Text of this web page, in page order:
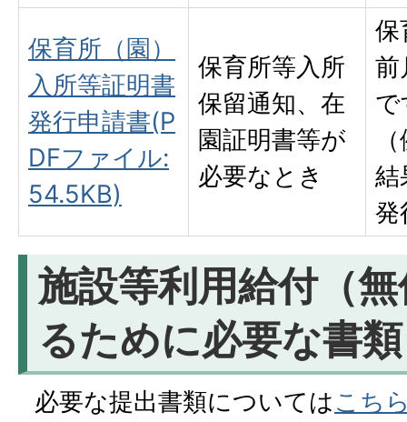
保育所（園）
入所等証明書
発行申請書(P
DFファイル:
54.5KB)
保育所等入所
保留通知、在
園証明書等が
必要なとき
保
前
で
結
発
施設等利用給付（
るために必要な書類
必要な提出書類についてはこち